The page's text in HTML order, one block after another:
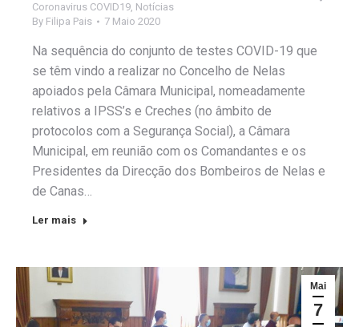
Coronavirus COVID19, Notícias
By Filipa Pais 7 Maio 2020
Na sequência do conjunto de testes COVID-19 que
se têm vindo a realizar no Concelho de Nelas
apoiados pela Câmara Municipal, nomeadamente
relativos a IPSS’s e Creches (no âmbito de
protocolos com a Segurança Social), a Câmara
Municipal, em reunião com os Comandantes e os
Presidentes da Direcção dos Bombeiros de Nelas e
de Canas…
Ler mais
Mai
7